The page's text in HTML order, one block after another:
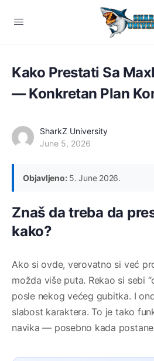
Kako Prestati Sa
— Konkretan Plan
SharkZ University
June 5, 2026
Objavljeno:5. June 2026.
Znaš da treba da
kako?
Ako si ovde, verovatno si već
možda više puta. Rekao si sebi
posle nekog većeg gubitka. I
slabost karaktera. To je tako
navika — posebno kada